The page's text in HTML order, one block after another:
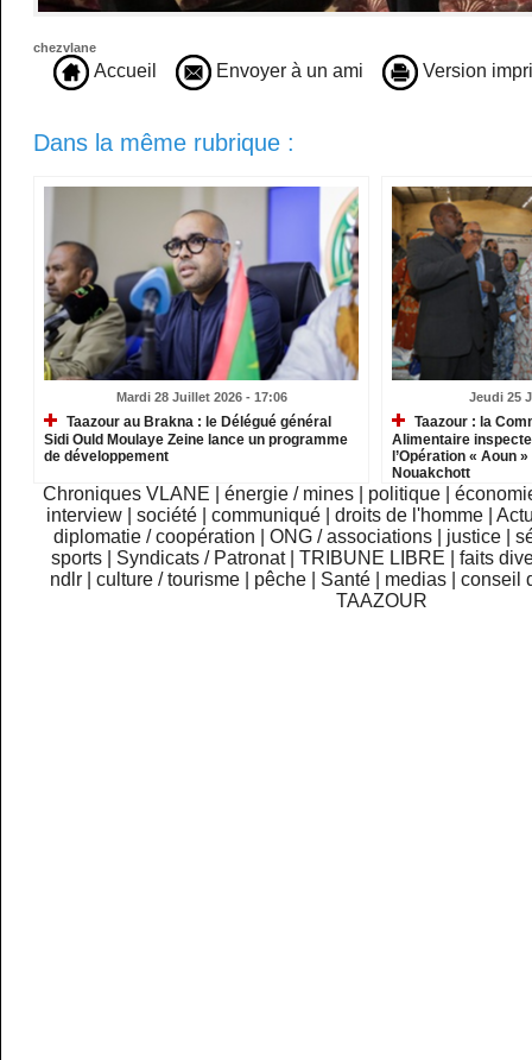
chezvlane
Accueil Envoyer à un ami Version
Dans la même rubrique :
Mardi 28 Juillet 2026 - 17:06
Taazour au Brakna : le Délégué général
Sidi Ould Moulaye Zeine lance un programme
de développement
Jeudi 25
Taazour : la
Alimentaire
l’Opération « Aoun
Nouakchott
Chroniques VLANE énergie / mines politique
interview
|société |communiqué |droits de l'homme |
diplomatie / coopération
ONG / associations justice
sports
Syndicats / Patronat TRIBUNE LIBRE
faits
ndlr
|culture / tourisme pêche Santé medias |conseil
TAAZOUR